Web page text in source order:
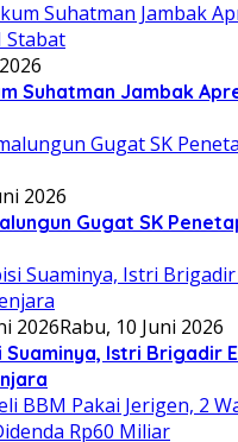
Suhatman Jambak
2026
Gugat SK
2026Rabu, 10 Juni 2026
Suaminya, Istri Brigadir